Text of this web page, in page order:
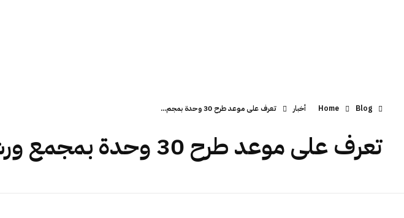
Home Blog أخبار تعرف على موعد طرح 30 وحدة بمجم...
تعرف على موعد طرح 30 وحدة بمجمع ورش منطقة الخدمات الاقليمية الثانية